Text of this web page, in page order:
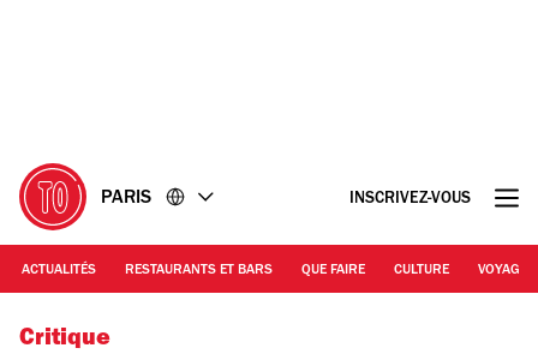
PARIS INSCRIVEZ-VOUS
ACTUALITÉS RESTAURANTS ET BARS QUE FAIRE CULTURE VOYAGE
© Adel Slimane Fecih
Critique